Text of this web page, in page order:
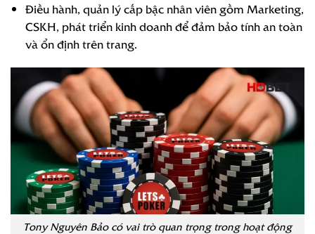
Điều hành, quản lý cấp bậc nhân viên gồm Marketing,
CSKH, phát triển kinh doanh để đảm bảo tính an toàn
và ổn định trên trang.
Tony Nguyên Bảo có vai trò quan trọng trong hoạt động